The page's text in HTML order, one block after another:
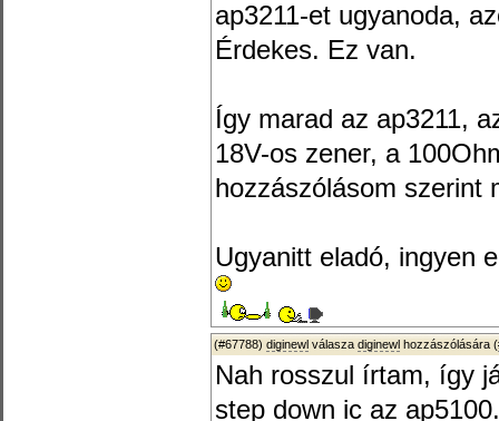
ap3211-et ugyanoda,
Érdekes. Ez van.
Így marad az ap3211,
18V-os zener, a
hozzászólásom szerint
Ugyanitt eladó, ingyen
(#67788) diginewl válasza diginewl hozzászólására (
Nah rosszul írtam, így
step down ic az ap5100.